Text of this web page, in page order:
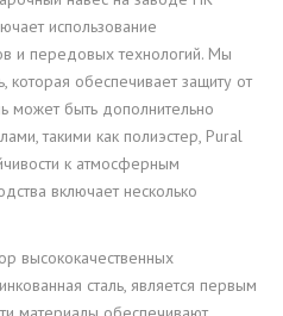
использование
и передовых технологий. Мы
которая обеспечивает защиту от
может быть дополнительно
такими как полиэстер, Pural
к атмосферным
включает несколько
высококачественных
сталь, является первым